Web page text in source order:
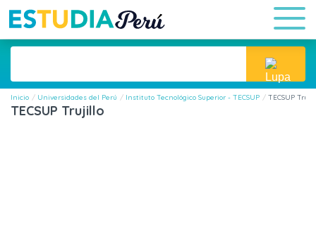
Inicio Universidades del Perú Instituto Tecnológico Superior - TECSUP TECSUP
TECSUP Trujillo